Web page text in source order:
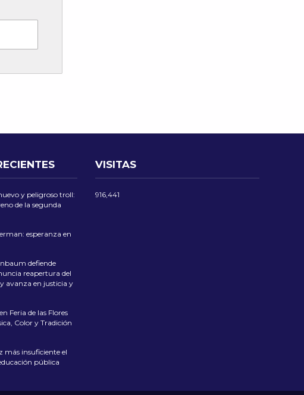
y peligroso troll:
de la segunda
esperanza en
defiende
reapertura del
avanza en justicia y
en Feria de las Flores
Color y Tradición
más insuficiente el
pública
VISITAS
916,441